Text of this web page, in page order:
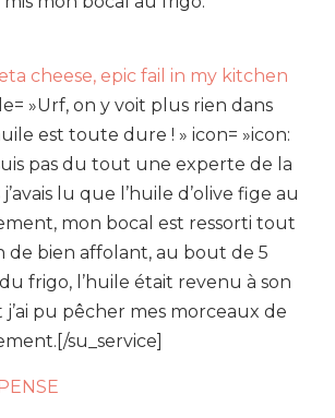
»Urf, on y voit plus rien dans
est toute dure ! » icon= »icon:
pas du tout une experte de la
lu que l’huile d’olive fige au
mon bocal est ressorti tout
de bien affolant, au bout de 5
frigo, l’huile était revenu à son
pu pêcher mes morceaux de
su_service]